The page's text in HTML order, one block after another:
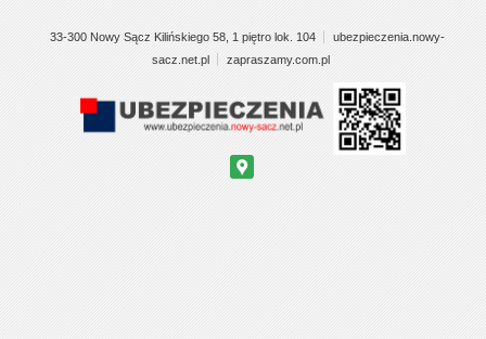
33-300 Nowy Sącz Kilińskiego 58, 1 piętro lok. 104
ubezpieczenia.nowy-
sacz.net.pl
zapraszamy.com.pl